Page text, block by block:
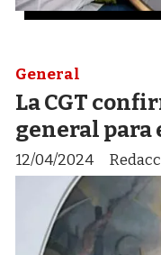
La CGT
general para
General
12/04/2024